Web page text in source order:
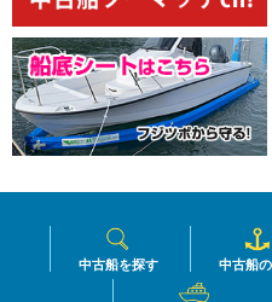
中古船を探す 中古船